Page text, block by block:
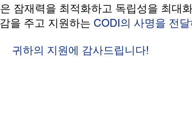
잠재력을 최적화하고 독립성을 최대
을 주고 지원하는 CODI의 사명을 전
귀하의 지원에 감사드립니다!